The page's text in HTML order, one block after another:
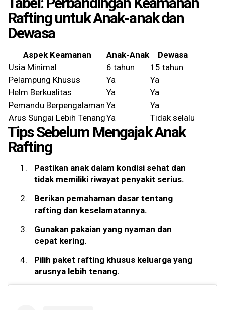
Rafting untuk Anak-anak dan
Dewasa
Aspek Keamanan Anak-Anak
Dewasa
Usia Minimal
6 tahun
15 tahun
Pelampung Khusus
Ya
Ya
Helm Berkualitas
Ya
Ya
Pemandu Berpengalaman Ya
Ya
Arus Sungai Lebih TenangYa Tidak selalu
Tips Sebelum Mengajak Anak
Rafting
Pastikan anak dalam kondisi sehat dan
tidak memiliki riwayat penyakit serius.
Berikan pemahaman dasar tentang
rafting dan keselamatannya.
Gunakan pakaian yang nyaman dan
cepat kering.
Pilih paket rafting khusus keluarga yang
arusnya lebih tenang.